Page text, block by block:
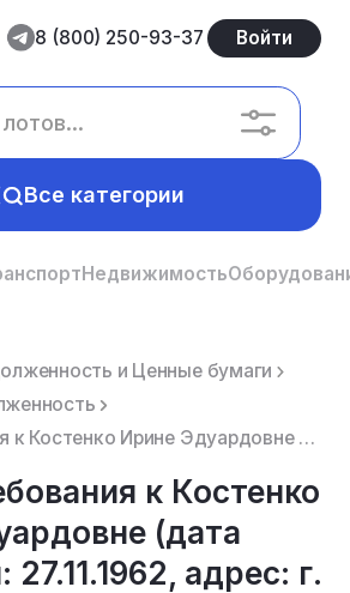
8 (800) 250-93-37 Войти
Все категории
Недвижимость
и Ценные бумаги
Право требования к Костенко Ирине Эдуардовне (дата рождения: 27.11.1962, адрес: г. Москва, ул. Новоч...
к Костенко
(дата
адрес: г.